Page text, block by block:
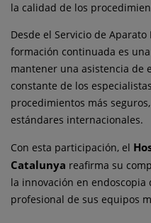
la calidad de los
Desde el Servicio de
formación continuada es
mantener una asistencia de
constante de los
procedimientos más
estándares internacionales.
Con esta participación, el
Catalunya reafirma su
la innovación en
profesional de sus equipos